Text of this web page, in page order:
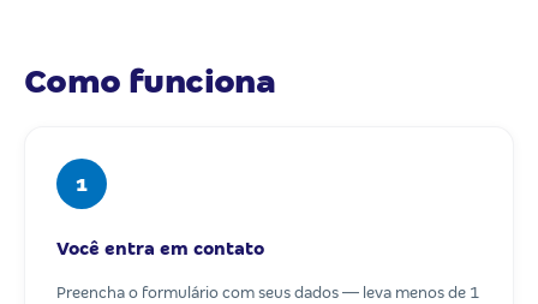
Como funciona
1
Você entra em contato
Preencha o formulário com seus dados — leva menos de 1